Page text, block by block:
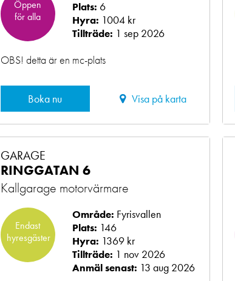
Öppen
för alla
Plats: 6
Hyra: 1004 kr
Tillträde: 1 sep 2026
OBS! detta är en mc-plats
Boka nu Visa på karta
GARAGE
RINGGATAN 6
Kallgarage motorvärmare
Endast
hyresgäster
Område: Fyrisvallen
Plats: 146
Hyra: 1369 kr
Tillträde: 1 nov 2026
Anmäl senast: 13 aug 2026